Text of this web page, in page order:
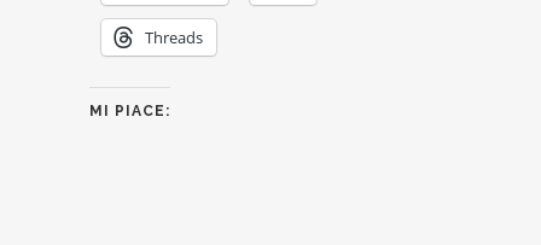
Threads
MI PIACE: